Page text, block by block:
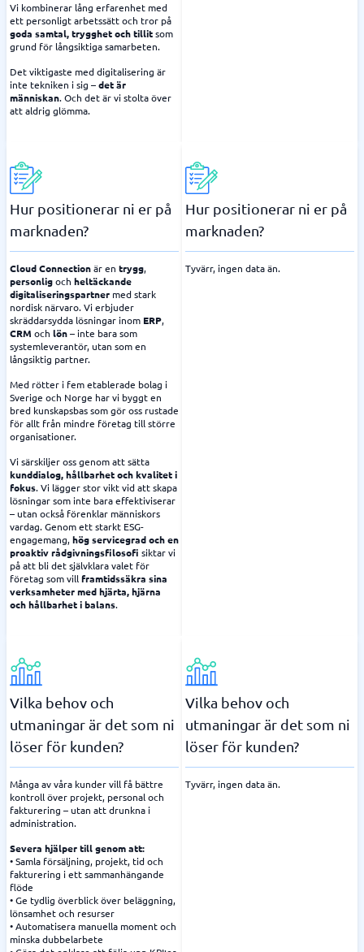
Vi kombinerar lång erfarenhet med
ett personligt arbetssätt och tror på
goda samtal, trygghet och tillitsom
grund för långsiktiga samarbeten.
Det viktigaste med digitalisering är
inte tekniken i sig –det är
människan. Och det är vi stolta över
att aldrig glömma.
Hur positionerar ni er på
marknaden?
Cloud Connectionär en trygg,
personligoch heltäckande
digitaliseringspartner med stark
nordisk närvaro. Vi erbjuder
skräddarsydda lösningar inom ERP,
CRM och lön– inte bara som
systemleverantör, utan som en
långsiktig partner.
Med rötter i fem etablerade bolag i
Sverige och Norge har vi byggt en
bred kunskapsbas som gör oss rustade
för allt från mindre företag till större
organisationer.
Vi särskiljer oss genom att sätta
kunddialog, hållbarhet och kvalitet i
fokus. Vi lägger stor vikt vid att skapa
lösningar som inte bara effektiviserar
– utan också förenklar människors
vardag. Genom ett starkt ESG-
engagemang,hög servicegrad och en
proaktiv rådgivningsfilosofi siktar vi
på att bli det självklara valet för
företag som villframtidssäkra sina
verksamheter med hjärta, hjärna
och hållbarhet i balans.
Hur positionerar ni er på
marknaden?
Tyvärr, ingen data än.
Vilka behov och
utmaningar är det som ni
löser för kunden?
Många av våra kunder vill få bättre
kontroll över projekt, personal och
fakturering – utan att drunkna i
administration.
Severa hjälper till genom att:
• Samla försäljning, projekt, tid och
fakturering i ett sammanhängande
flöde
• Ge tydlig överblick över beläggning,
lönsamhet och resurser
• Automatisera manuella moment och
minska dubbelarbete
Vilka behov och
utmaningar är det som ni
löser för kunden?
Tyvärr, ingen data än.